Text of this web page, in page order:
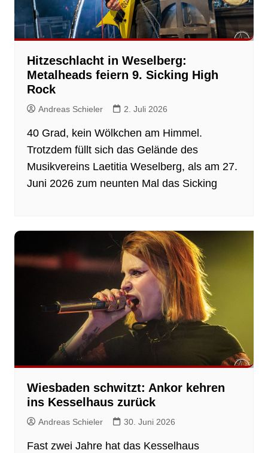
Hitzeschlacht in Weselberg:
Metalheads feiern 9. Sicking High
Rock
Andreas Schieler 2. Juli 2026
40 Grad, kein Wölkchen am Himmel.
Trotzdem füllt sich das Gelände des
Musikvereins Laetitia Weselberg, als am 27.
Juni 2026 zum neunten Mal das Sicking
Wiesbaden schwitzt: Ankor kehren
ins Kesselhaus zurück
Andreas Schieler 30. Juni 2026
Fast zwei Jahre hat das Kesselhaus